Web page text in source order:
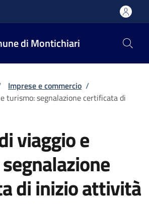
di Montichiari
pane
Imprese e commercio /
turismo: segnalazione certificata di
viaggio e
di inizio attività